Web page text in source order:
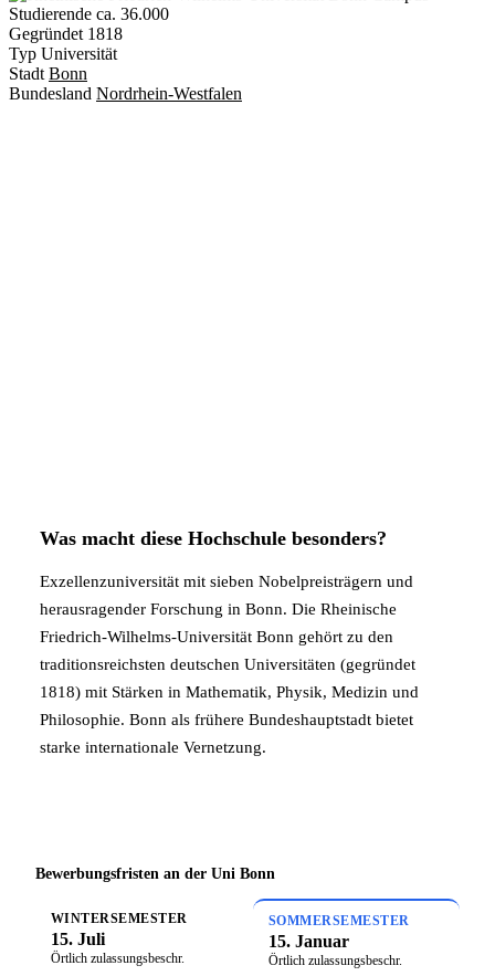
Studierende ca. 36.000
Gegründet 1818
Typ Universität
Stadt Bonn
Bundesland Nordrhein-Westfalen
Was macht diese Hochschule besonders?
Exzellenzuniversität mit sieben Nobelpreisträgern und
herausragender Forschung in Bonn. Die Rheinische
Friedrich-Wilhelms-Universität Bonn gehört zu den
traditionsreichsten deutschen Universitäten (gegründet
1818) mit Stärken in Mathematik, Physik, Medizin und
Philosophie. Bonn als frühere Bundeshauptstadt bietet
starke internationale Vernetzung.
Bewerbungsfristen an der Uni Bonn
WINTERSEMESTER
15. Juli
Örtlich zulassungsbeschr.
SOMMERSEMESTER
15. Januar
Örtlich zulassungsbeschr.